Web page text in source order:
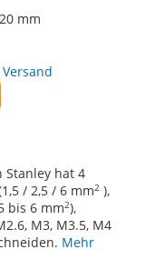
mm
Versand
Stanley hat 4
/ 2,5 / 6 mm2 ),
bis 6 mm2),
M3, M3.5, M4
Mehr